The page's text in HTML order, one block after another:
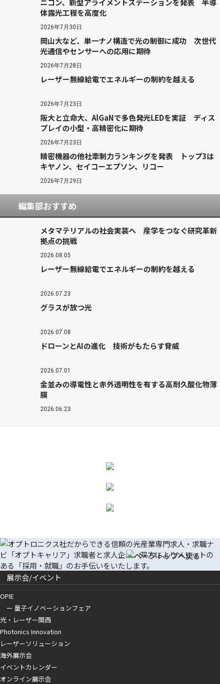
ニコン、新型アライメントステーションを発表 半導
体露光工程を高度化
2026年7月30日
岡山大など、単一ナノ構造で光の制御に成功 次世代
光通信やセンサーへの応用に期待
2026年7月28日
レーザー無線給電でエネルギーの制約を越える
2026年7月23日
阪大と立命大、AlGaNで多色発光LEDを実証 ディス
プレイの小型・高精密化に期待
2026年7月23日
精密機器の他社牽制力ランキングを発表 トップ3は
キヤノン、セイコーエプソン、リコー
2026年7月29日
編集部おすすめ
メタマテリアルの社会実装へ 産学をつなぐ研究革新
拠点の挑戦
2026.08.05
レーザー無線給電でエネルギーの制約を越える
2026.07.23
グラスが放つ光
2026.07.08
ドローンとAIの進化 技術がもたらす脅威
2026.07.01
金並みの導電性と赤外透明性を有する高耐久酸化物薄
膜
2026.06.23
展示会/イベント
OPIE
ー 量子イノベーションフェア
光・レーザー関西
Photonics Innovation
レーザーソリューション
海外展示会
イベントカレンダー
オンライン展示会